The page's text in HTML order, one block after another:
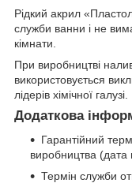
Рідкий акрил
служби ванни і не
кімнати.
При виробництві
використовується
лідерів хімічної галузі.
Додаткова
Гарантійний
виробництва (дата
Термін служби